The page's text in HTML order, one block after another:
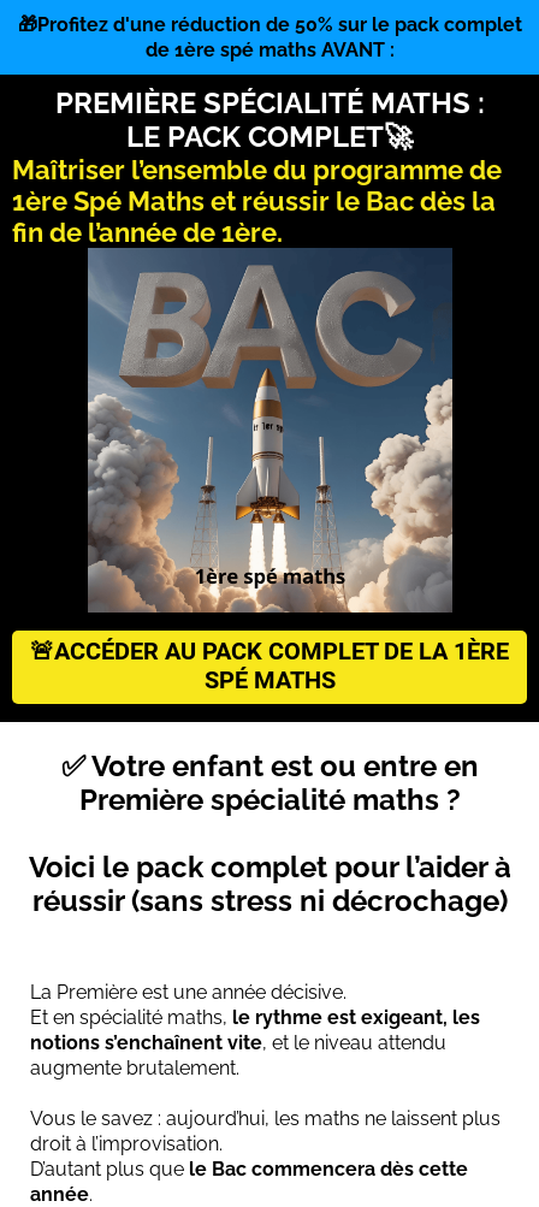
🎁Profitez d'une réduction de 50% sur le pack complet
de 1ère spé maths AVANT :
PREMIÈRE SPÉCIALITÉ MATHS :
LE PACK COMPLET🚀
Maîtriser l’ensemble du programme de
1ère Spé Maths et réussir le Bac dès la
fin de l’année de 1ère.
🚨ACCÉDER AU PACK COMPLET DE LA 1ÈRE
SPÉ MATHS
✅ Votre enfant est ou entre en
Première spécialité maths ?
Voici le pack complet pour l’aider à
réussir (sans stress ni décrochage)
La Première est une année décisive.
Et en spécialité maths, le rythme est exigeant, les
notions s’enchaînent vite, et le niveau attendu
augmente brutalement.
Vous le savez : aujourd’hui, les maths ne laissent plus
droit à l’improvisation.
D’autant plus que le Bac commencera dès cette
année.